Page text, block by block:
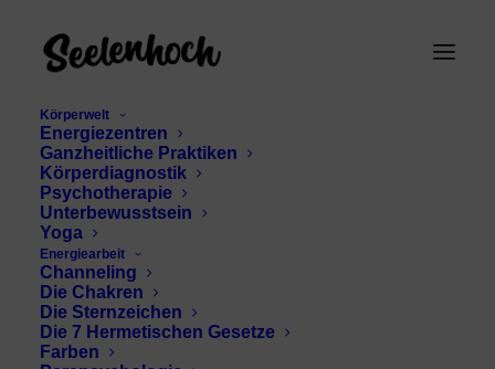
Körperwelt
Energiezentren
Ganzheitliche Praktiken
Körperdiagnostik
Psychotherapie
Unterbewusstsein
Yoga
Energiearbeit
Channeling
Die Chakren
Die Sternzeichen
Die 7 Hermetischen Gesetze
Farben
Emotion Code
Anwendung